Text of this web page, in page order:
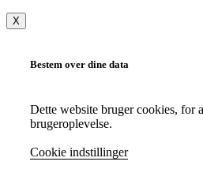
X
Bestem over dine data
Dette website bruger cookies, for
brugeroplevelse.
Cookie indstillinger